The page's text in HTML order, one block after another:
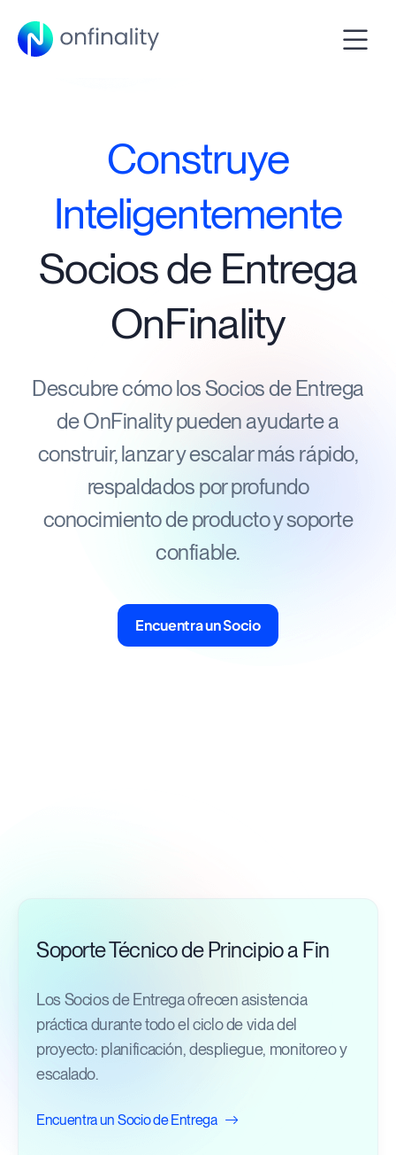
Construye
Inteligentemente
Socios de Entrega
OnFinality
Descubre cómo los Socios de Entrega
de OnFinality pueden ayudarte a
construir, lanzar y escalar más rápido,
respaldados por profundo
conocimiento de producto y soporte
confiable.
Encuentra un Socio
Soporte Técnico de Principio a Fin
Los Socios de Entrega ofrecen asistencia
práctica durante todo el ciclo de vida del
proyecto: planificación, despliegue, monitoreo y
escalado.
Encuentra un Socio de Entrega